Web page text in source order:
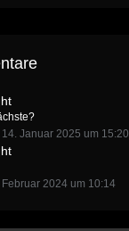
14. Januar 2025 um 15:20
Februar 2024 um 10:14